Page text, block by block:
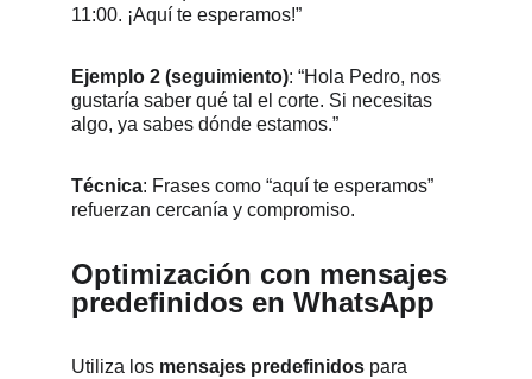
11:00. ¡Aquí te esperamos!”
Ejemplo 2 (seguimiento): “Hola Pedro, nos
gustaría saber qué tal el corte. Si necesitas
algo, ya sabes dónde estamos.”
Técnica: Frases como “aquí te esperamos”
refuerzan cercanía y compromiso.
Optimización con mensajes
predefinidos en WhatsApp
Utiliza los mensajes predefinidos para